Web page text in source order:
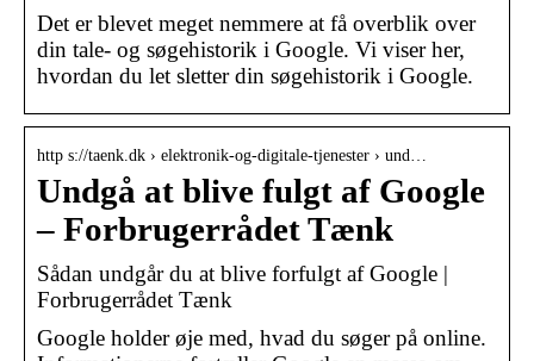
Det er blevet meget nemmere at få overblik over
din tale- og søgehistorik i Google. Vi viser her,
hvordan du let sletter din søgehistorik i Google.
http s://taenk.dk › elektronik-og-digitale-tjenester › und…
Undgå at blive fulgt af Google
– Forbrugerrådet Tænk
Sådan undgår du at blive forfulgt af Google |
Forbrugerrådet Tænk
Google holder øje med, hvad du søger på online.